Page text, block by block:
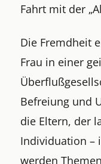
Fahrt mit der
Die Fremdheit
Frau in einer
Befreiung und
die Eltern, der
Individuation –
werden